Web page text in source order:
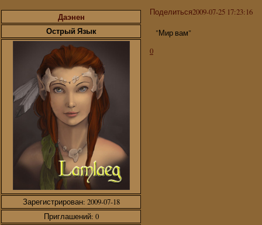
Поделиться2009-07-25 17:23:16
Даэнен
Острый Язык
Зарегистрирован: 2009-07-18
Приглашений: 0
"Мир вам"
0